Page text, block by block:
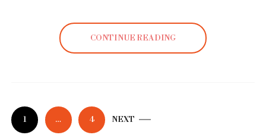
CONTINUE READING
1 … 4 NEXT